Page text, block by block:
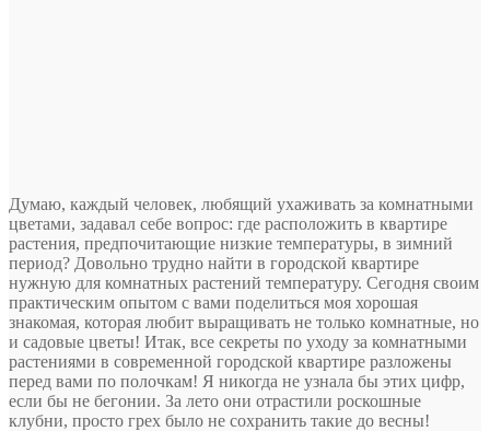
Думаю, каждый человек, любящий ухаживать за комнатными
цветами, задавал себе вопрос: где расположить в квартире
растения, предпочитающие низкие температуры, в зимний
период? Довольно трудно найти в городской квартире
нужную для комнатных растений температуру. Сегодня своим
практическим опытом с вами поделиться моя хорошая
знакомая, которая любит выращивать не только комнатные, но
и садовые цветы! Итак, все секреты по уходу за комнатными
растениями в современной городской квартире разложены
перед вами по полочкам! Я никогда не узнала бы этих цифр,
если бы не бегонии. За лето они отрастили роскошные
клубни, просто грех было не сохранить такие до весны!